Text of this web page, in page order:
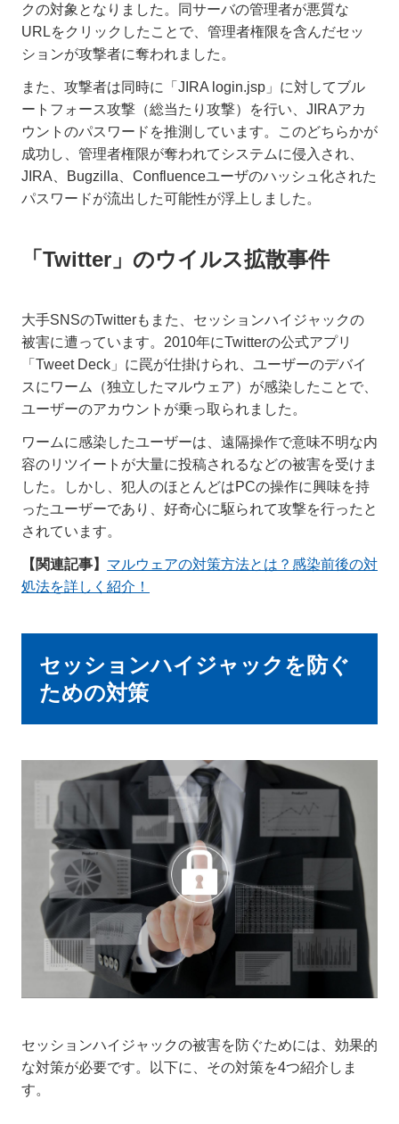
クの対象となりました。同サーバの管理者が悪質な
URLをクリックしたことで、管理者権限を含んだセッ
ションが攻撃者に奪われました。
また、攻撃者は同時に「JIRA login.jsp」に対してブル
ートフォース攻撃（総当たり攻撃）を行い、JIRAアカ
ウントのパスワードを推測しています。このどちらかが
成功し、管理者権限が奪われてシステムに侵入され、
JIRA、Bugzilla、Confluenceユーザのハッシュ化された
パスワードが流出した可能性が浮上しました。
「Twitter」のウイルス拡散事件
大手SNSのTwitterもまた、セッションハイジャックの
被害に遭っています。2010年にTwitterの公式アプリ
「Tweet Deck」に罠が仕掛けられ、ユーザーのデバイ
スにワーム（独立したマルウェア）が感染したことで、
ユーザーのアカウントが乗っ取られました。
ワームに感染したユーザーは、遠隔操作で意味不明な内
容のリツイートが大量に投稿されるなどの被害を受けま
した。しかし、犯人のほとんどはPCの操作に興味を持
ったユーザーであり、好奇心に駆られて攻撃を行ったと
されています。
【関連記事】 マルウェアの対策方法とは？感染前後の対
処法を詳しく紹介！
セッションハイジャックを防ぐ
ための対策
セッションハイジャックの被害を防ぐためには、効果的
な対策が必要です。以下に、その対策を4つ紹介しま
す。